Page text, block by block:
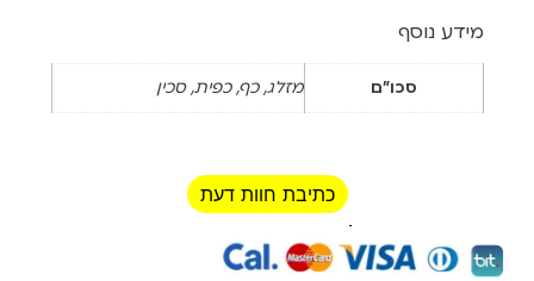
מידע נוסף
סכו"ם מזלג, כף, כפית, סכין
כתיבת חוות דעת
רכישה מאובטחת!